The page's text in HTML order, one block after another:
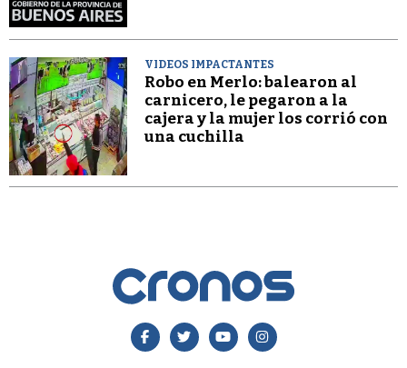
VIDEOS IMPACTANTES
Robo en Merlo: balearon al
carnicero, le pegaron a la
cajera y la mujer los corrió con
una cuchilla